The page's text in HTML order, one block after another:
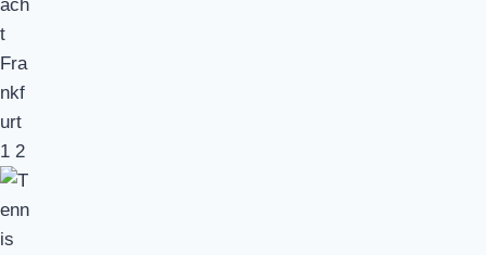
1 2